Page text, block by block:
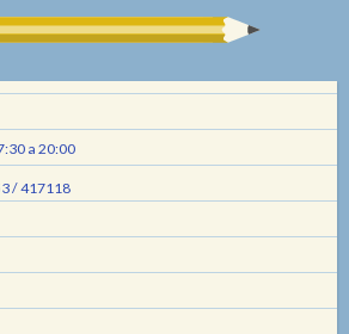
a 20:00
/ 417118